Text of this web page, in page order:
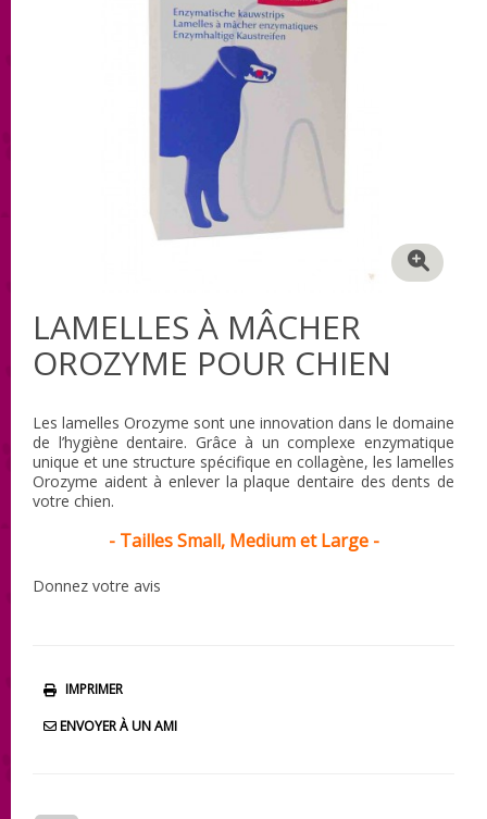
LAMELLES À MÂCHER
OROZYME POUR CHIEN
Les lamelles Orozyme sont une innovation dans le domaine
de l’hygiène dentaire. Grâce à un complexe enzymatique
unique et une structure spécifique en collagène, les lamelles
Orozyme aident à enlever la plaque dentaire des dents de
votre chien.
- Tailles Small, Medium et Large -
Donnez votre avis
IMPRIMER
ENVOYER À UN AMI